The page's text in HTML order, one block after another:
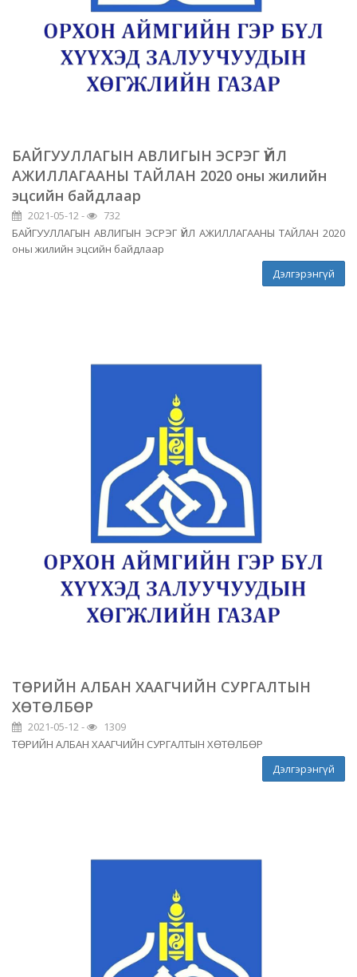
БАЙГУУЛЛАГЫН АВЛИГЫН ЭСРЭГ ҮЙЛ
АЖИЛЛАГААНЫ ТАЙЛАН 2020 оны жилийн
эцсийн байдлаар
2021-05-12 -
732
БАЙГУУЛЛАГЫН АВЛИГЫН ЭСРЭГ ҮЙЛ АЖИЛЛАГААНЫ ТАЙЛАН 2020
оны жилийн эцсийн байдлаар
Дэлгэрэнгүй
ТӨРИЙН АЛБАН ХААГЧИЙН СУРГАЛТЫН
ХӨТӨЛБӨР
2021-05-12 -
1309
ТӨРИЙН АЛБАН ХААГЧИЙН СУРГАЛТЫН ХӨТӨЛБӨР
Дэлгэрэнгүй